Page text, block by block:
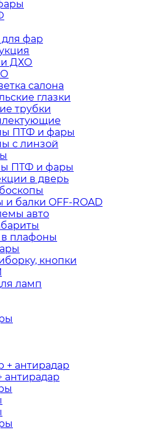
фар
ДХО
салона
глазки
трубки
ПТФ и фары
с линзой
ПТФ и фары
в дверь
балки OFF-ROAD
авто
в плафоны
кнопки
ламп
антирадар